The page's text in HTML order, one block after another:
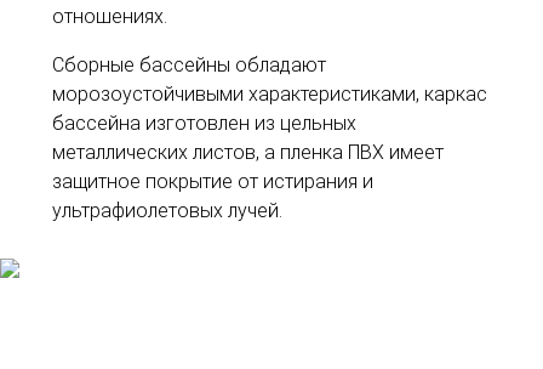
отношениях.
Сборные бассейны обладают
морозоустойчивыми характеристиками, каркас
бассейна изготовлен из цельных
металлических листов, а пленка ПВХ имеет
защитное покрытие от истирания и
ультрафиолетовых лучей.